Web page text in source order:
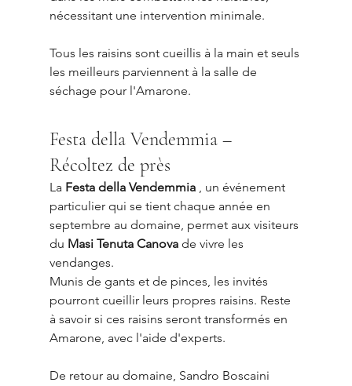
nécessitant une intervention minimale.
Tous les raisins sont cueillis à la main et seuls
les meilleurs parviennent à la salle de
séchage pour l'Amarone.
Festa della Vendemmia –
Récoltez de près
La Festa della Vendemmia , un événement
particulier qui se tient chaque année en
septembre au domaine, permet aux visiteurs
du Masi Tenuta Canova de vivre les
vendanges.
Munis de gants et de pinces, les invités
pourront cueillir leurs propres raisins. Reste
à savoir si ces raisins seront transformés en
Amarone, avec l'aide d'experts.
De retour au domaine, Sandro Boscaini